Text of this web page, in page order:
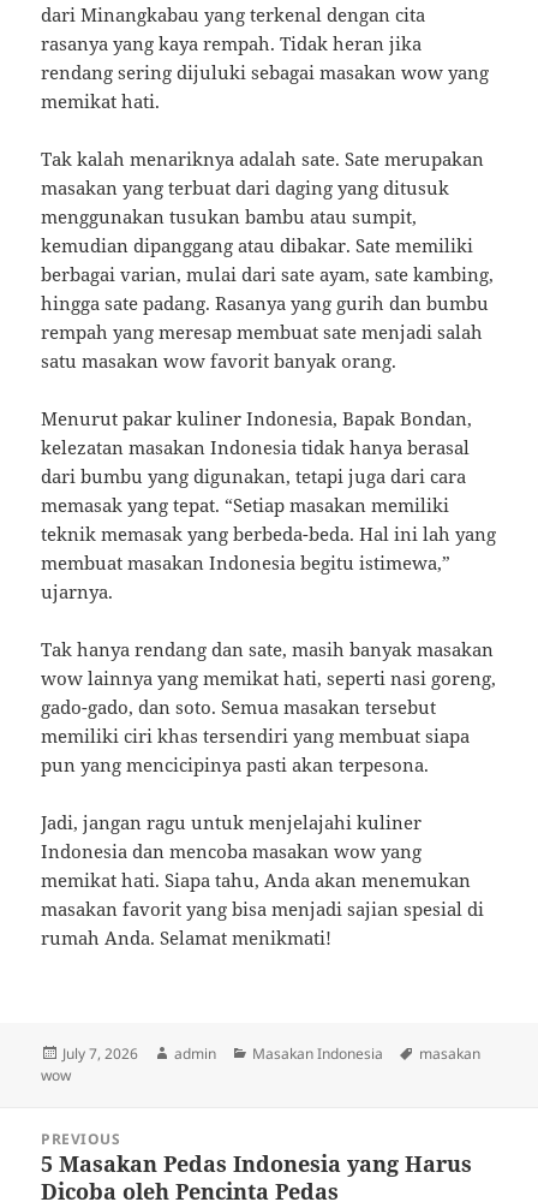
dari Minangkabau yang terkenal dengan cita
rasanya yang kaya rempah. Tidak heran jika
rendang sering dijuluki sebagai masakan wow yang
memikat hati.
Tak kalah menariknya adalah sate. Sate merupakan
masakan yang terbuat dari daging yang ditusuk
menggunakan tusukan bambu atau sumpit,
kemudian dipanggang atau dibakar. Sate memiliki
berbagai varian, mulai dari sate ayam, sate kambing,
hingga sate padang. Rasanya yang gurih dan bumbu
rempah yang meresap membuat sate menjadi salah
satu masakan wow favorit banyak orang.
Menurut pakar kuliner Indonesia, Bapak Bondan,
kelezatan masakan Indonesia tidak hanya berasal
dari bumbu yang digunakan, tetapi juga dari cara
memasak yang tepat. “Setiap masakan memiliki
teknik memasak yang berbeda-beda. Hal ini lah yang
membuat masakan Indonesia begitu istimewa,”
ujarnya.
Tak hanya rendang dan sate, masih banyak masakan
wow lainnya yang memikat hati, seperti nasi goreng,
gado-gado, dan soto. Semua masakan tersebut
memiliki ciri khas tersendiri yang membuat siapa
pun yang mencicipinya pasti akan terpesona.
Jadi, jangan ragu untuk menjelajahi kuliner
Indonesia dan mencoba masakan wow yang
memikat hati. Siapa tahu, Anda akan menemukan
masakan favorit yang bisa menjadi sajian spesial di
rumah Anda. Selamat menikmati!
Posted
on
July 7, 2026 Author
admin Categories
Masakan Indonesia Tags
masakan
wow
navigation
PREVIOUS
Previous
post:
5 Masakan Pedas Indonesia yang Harus
Dicoba oleh Pencinta Pedas